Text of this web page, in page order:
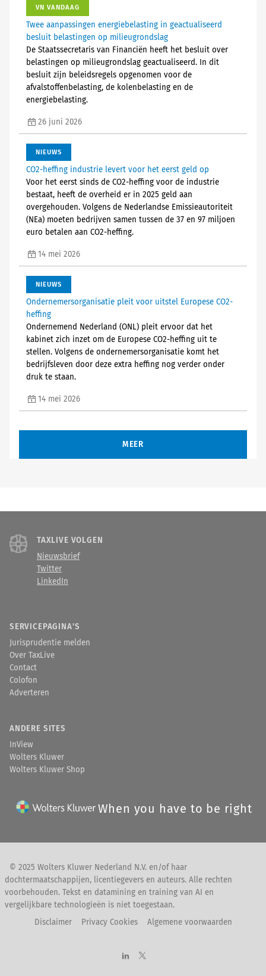
VN VANDAAG
Twee aanpassingen energiebelasting in geactualiseerd
besluit belastingen op milieugrondslag
De Staatssecretaris van Financiën heeft het besluit over
belastingen op milieugrondslag geactualiseerd. In dit
besluit zijn beleidsregels opgenomen voor de
afvalstoffenbelasting, de kolenbelasting en de
energiebelasting.
26 juni 2026
NIEUWS
CO2-heffing industrie levert voor het eerst geld op
Voor het eerst sinds de CO2-heffing voor de industrie
bestaat, heeft de overheid er in 2025 geld aan
overgehouden. Volgens de Nederlandse Emissieautoriteit
(NEa) moeten bedrijven samen tussen de 37 en 97 miljoen
euro betalen aan CO2-heffing.
14 mei 2026
NIEUWS
Ondernemersorganisatie pleit voor uitstel Europese CO2-
heffing
Ondernemend Nederland (ONL) pleit ervoor dat het
kabinet zich inzet om de Europese CO2-heffing uit te
stellen. Volgens de ondernemersorganisatie komt het
bedrijfsleven door deze extra heffing nog verder onder
druk te staan.
14 mei 2026
MEER
TAXLIVE VOLGEN
Nieuwsbrief
Twitter
LinkedIn
SERVICEPAGINA'S
Jurisprudentie melden
Over TaxLive
Contact
Colofon
Adverteren
ANDERE SITES
InView
Wolters Kluwer
Wolters Kluwer Shop
When you have to be right
© 2025 Wolters Kluwer Nederland N.V. en/of haar
dochtermaatschappijen, licentiegevers en auteurs. Alle rechten
voorbehouden. Tekst en datamining en training van AI en
vergelijkbare technologieën is niet toegestaan.
Disclaimer
Privacy Cookies Algemene voorwaarden